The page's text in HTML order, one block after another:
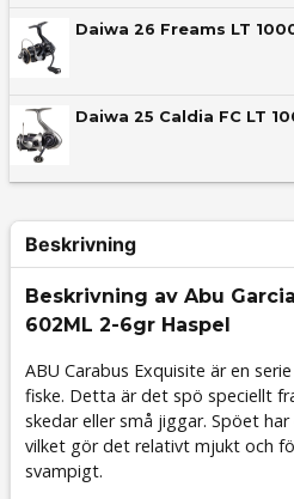
Daiwa 26 Freams LT
Daiwa 25 Caldia FC LT
Beskrivning
Beskrivning av Abu
602ML 2-6gr Haspel
ABU Carabus Exquisite är en
fiske. Detta är det spö speciellt
skedar eller små jiggar. Spöet
vilket gör det relativt mjukt och
svampigt.